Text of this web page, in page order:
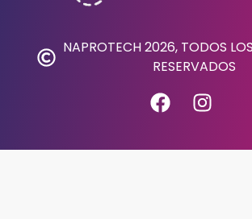
NAPROTECH 2026, TODOS
RESERVADOS